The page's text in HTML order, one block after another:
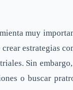
muy
estrategias
Sin
o buscar